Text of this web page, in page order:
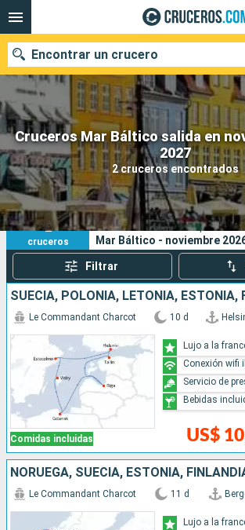
Cruceros Mar Báltico salida en
2027
2 cruceros encontrados
Encontrar un crucero
Nuestros destinos
Fecha de salida
Puertos
2
cruceros
Sus criterios de búsqueda:
Mar Báltico - noviembre
Filtrar
Comidas incluidas
Le Commandant Charcot 10 d
US$
Lujo a la
Conexión wifi
Servicio de
Bebidas
NORUEGA, SUECIA, ESTONIA,
Le Commandant Charcot 11 d
Lujo a la